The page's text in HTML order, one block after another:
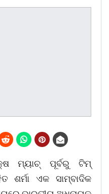
ମ୍ୟାଚ୍ ପୂର୍ବରୁ ଟିମ୍
ଏକ ସାମ୍ବାଦିକ